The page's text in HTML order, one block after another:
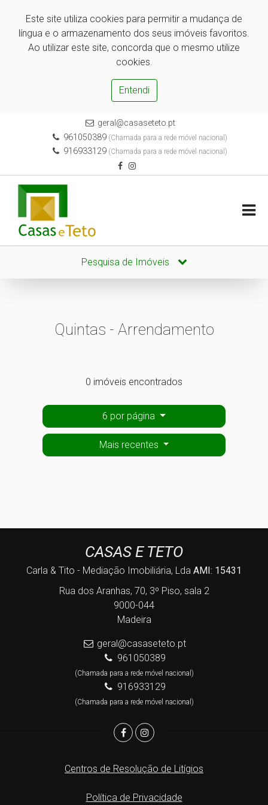
Este site utiliza cookies para permitir a mudança de
língua e o armazenamento dos seus imóveis favoritos.
Ao utilizar este site, concorda que o mesmo utilize
cookies.
Entendi
geral@casaseteto.pt
961050389 (Chamada para a rede móvel nacional)
916933129 (Chamada para a rede móvel nacional)
Pesquisa de Imóveis
Quintas - Arrendamento
0 imóveis encontrados
6 por página
Mais recentes
CASAS E TETO
Carla & Tito - Mediação Imobiliária, Lda AMI: 15431
Rua dos Aranhas, 70, 3º Piso, sala 2
9000-044
Madeira
geral@casaseteto.pt
961050389
(Chamada para a rede móvel nacional)
916933129
(Chamada para a rede móvel nacional)
Centros de Resolução de Litígios
Política de Privacidade